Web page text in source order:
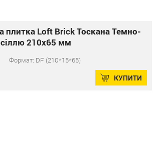
плитка Loft Brick Тоскана Темно-
210x65 мм
Формат: DF (210*15*65)
КУПИТИ